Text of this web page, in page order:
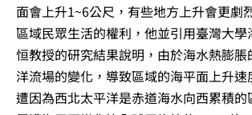
面會上升1~6公尺，有些地方上升會更劇
區域民眾生活的權利，他並引用臺灣大
恒教授的研究結果說明，由於海水熱膨
洋流場的變化，導致區域的海平面上升速
遭因為西北太平洋是赤道海水向西累積的